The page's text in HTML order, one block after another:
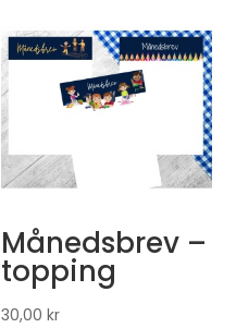
Månedsbrev –
topping
30,00kr